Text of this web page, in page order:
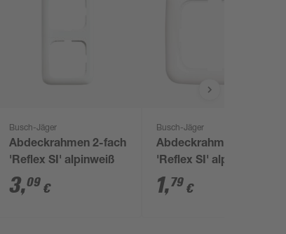
Busch-Jäger
Abdeckrahmen 2-fach
'Reflex SI' alpinweiß
3,09 €
Busch-Jäger
Abdeckrahmen 1-fach
'Reflex SI' alpinweiß
1,79 €